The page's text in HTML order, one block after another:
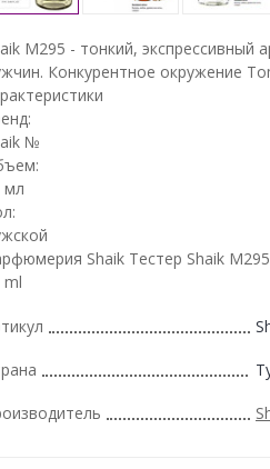
M295 - тонкий, экспрессивный
Конкурентное окружение
№
мл
Shaik Тестер Shaik
ml